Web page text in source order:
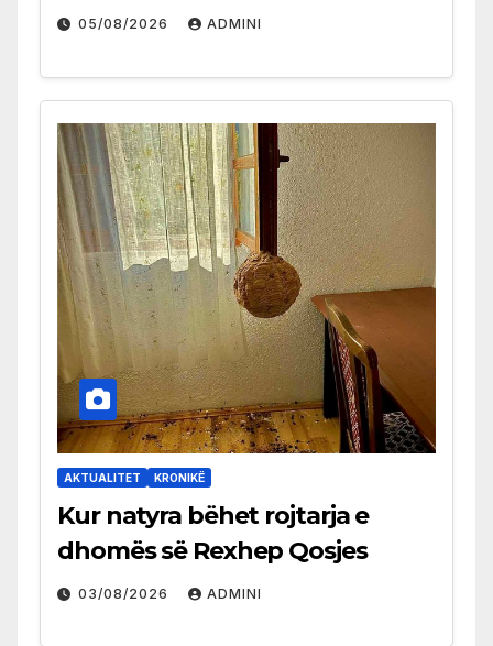
05/08/2026 ADMINI
AKTUALITET KRONIKË
Kur natyra bëhet rojtarja e
dhomës së Rexhep Qosjes
03/08/2026 ADMINI